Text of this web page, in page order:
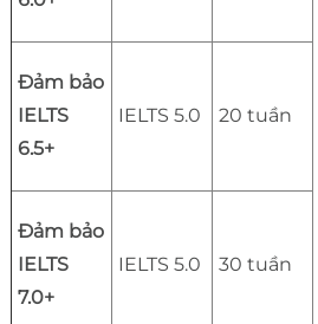
Đảm bảo
IELTS
6.5+
IELTS 5.0 20 tuần
Đảm bảo
IELTS
7.0+
IELTS 5.0 30 tuần